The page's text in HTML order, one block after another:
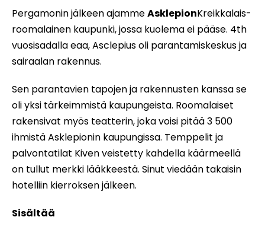
Pergamonin jälkeen ajammeAsklepionKreikkalais-
roomalainen kaupunki, jossa kuolema ei pääse. 4th
vuosisadalla eaa, Asclepius oli parantamiskeskus ja
sairaalan rakennus.
Sen parantavien tapojen ja rakennusten kanssa se
oli yksi tärkeimmistä kaupungeista. Roomalaiset
rakensivat myös teatterin, joka voisi pitää 3 500
ihmistä Asklepionin kaupungissa. Temppelit ja
palvontatilat Kiven veistetty kahdella käärmeellä
on tullut merkki lääkkeestä. Sinut viedään takaisin
hotelliin kierroksen jälkeen.
Sisältää